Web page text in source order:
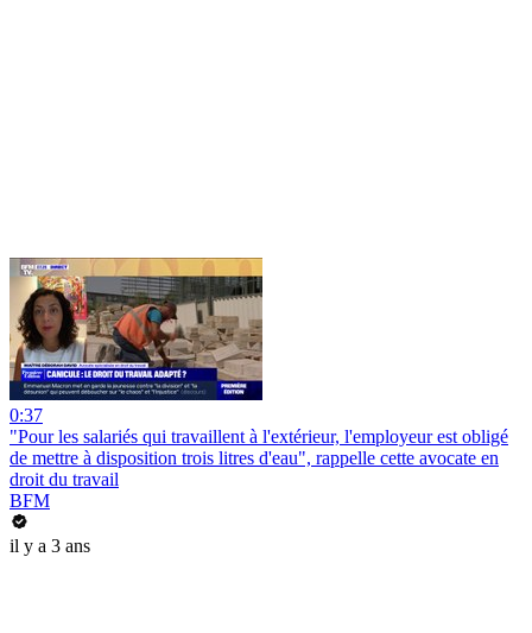
0:37
"Pour les salariés qui travaillent à l'extérieur, l'employeur est obligé
de mettre à disposition trois litres d'eau", rappelle cette avocate en
droit du travail
BFM
il y a 3 ans